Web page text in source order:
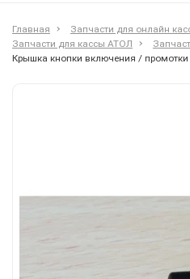
Главная
Запчасти для онлайн
Запчасти для кассы АТОЛ
Крышка кнопки включения /